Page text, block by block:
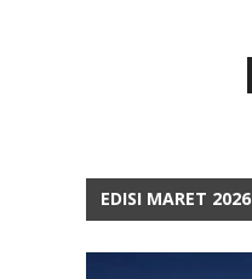
EDISI MARET 2026